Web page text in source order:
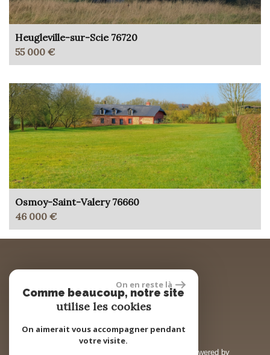
Heugleville-sur-Scie 76720
55 000 €
Osmoy-Saint-Valery 76660
46 000 €
réalisé par
© 2026 | Tous droits réservés | Traduction powered by
On en reste là
Comme beaucoup, notre site
utilise les cookies
On aimerait vous accompagner pendant
votre visite.